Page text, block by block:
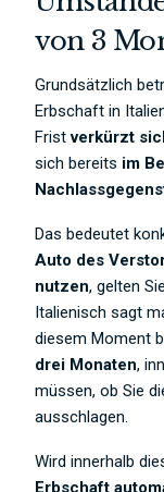
von 3
Grundsätzlich
Erbschaft in
Fristverkürzt
sich bereits im
Das bedeutet
Auto des
nutzen, gelten
Italienisch sagt
diesem Moment
drei Monaten,
müssen, ob Sie
ausschlagen.
Wird innerhalb
Erbschaft